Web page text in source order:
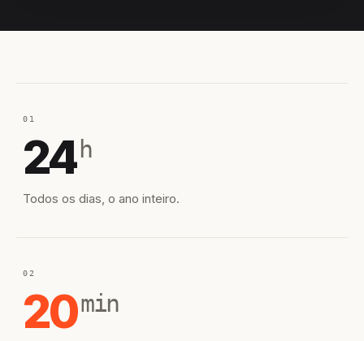
01
24 h
Todos os dias, o ano inteiro.
02
20min